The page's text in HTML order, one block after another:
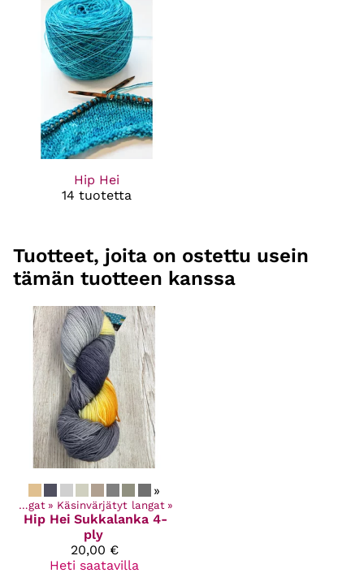
Hip Hei
14 tuotetta
Tuotteet, joita on ostettu usein
tämän tuotteen kanssa
»
Langat ‪» Käsinvärjätyt langat ‪»
Hip Hei Sukkalanka 4-
ply
20,00 €
Heti saatavilla